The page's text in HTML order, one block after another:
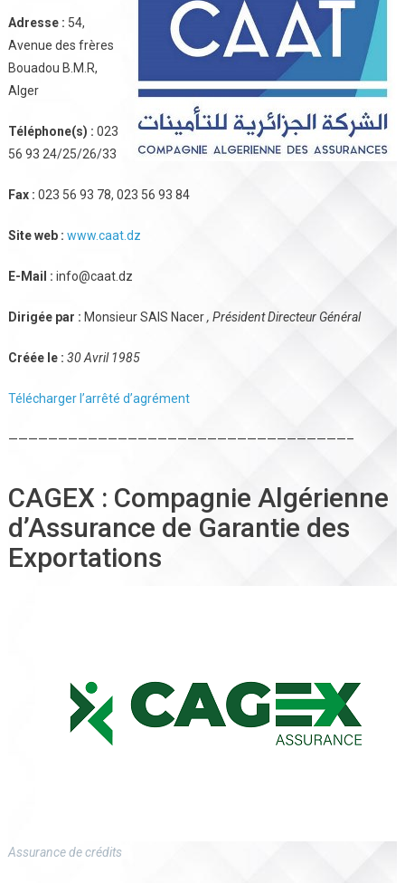
Adresse : 54,
Avenue des frères
Bouadou B.M.R,
Alger
Téléphone(s) : 023
56 93 24/25/26/33
Fax : 023 56 93 78, 023 56 93 84
Site web : www.caat.dz
E-Mail : info@caat.dz
Dirigée par : Monsieur SAIS Nacer, Président Directeur Général
Créée le : 30 Avril 1985
Télécharger l’arrêté d’agrément
——————————————————————————————————–
CAGEX : Compagnie Algérienne
d’Assurance de Garantie des
Exportations
Assurance de crédits